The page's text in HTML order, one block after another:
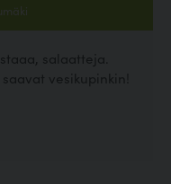
salaatteja.
vesikupinkin!